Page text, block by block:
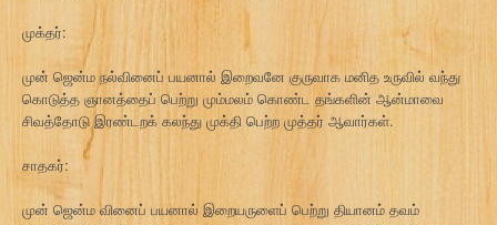
முக்தர்:
முன் ஜென்ம நல்வினைப் பயனால் இறைவனே குருவாக மனித உருவில் வந்து
கொடுத்த ஞானத்தைப் பெற்று மும்மலம் கொண்ட தங்களின் ஆன்மாவை
சிவத்தோடு இரண்டறக் கலந்து முக்தி பெற்ற முத்தர் ஆவார்கள்.
சாதகர்:
முன் ஜென்ம வினைப் பயனால் இறையருளைப் பெற்று தியானம் தவம்